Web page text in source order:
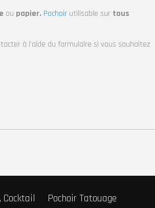
ou papier. Pochoir utilisable sur tous
à l’aide du formulaire si vous souhaitez
Cocktail
Pochoir Tatouage